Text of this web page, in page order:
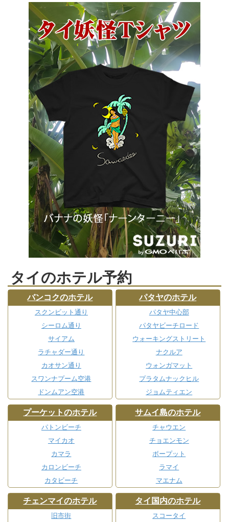
タイのホテル予約
バンコクのホテル
スクンビット通り
シーロム通り
サイアム
ラチャダー通り
カオサン通り
スワンナプーム空港
ドンムアン空港
パタヤのホテル
パタヤ中心部
パタヤビーチロード
ウォーキングストリート
ナクルア
ウォンガマット
プラタムナックヒル
ジョムティエン
プーケットのホテル
パトンビーチ
マイカオ
カマラ
カロンビーチ
カタビーチ
サムイ島のホテル
チャウエン
チョエンモン
ボープット
ラマイ
マエナム
チェンマイのホテル
旧市街
タイ国内のホテル
スコータイ